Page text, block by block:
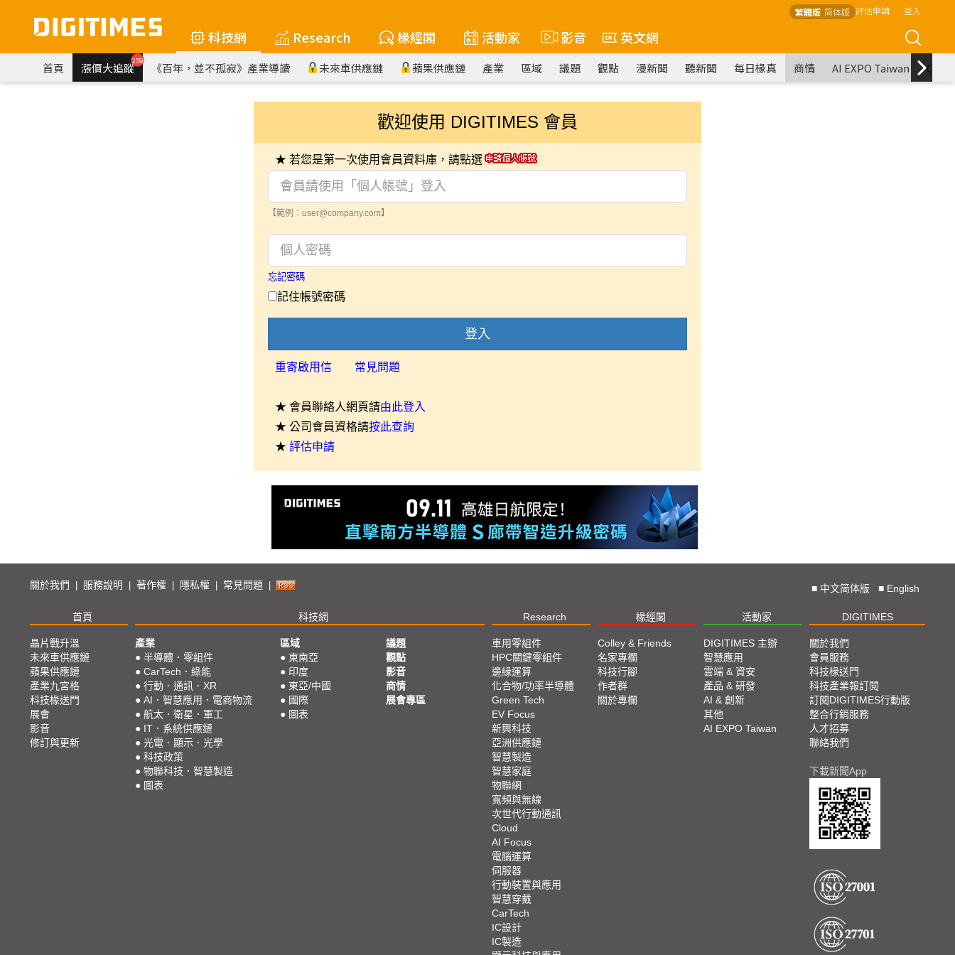
繁體版 简体版 評估申請 登入
科技網 Research 椽經閣 活動家 影音 英文網
首頁 漲價大追蹤259 《百年，並不孤寂》產業導讀 未來車供應鏈 蘋果供應鏈 產業 區域 議題 觀點 漫新聞 聽新聞 每日椽真 商情 AI EXPO Taiwan
歡迎使用 DIGITIMES 會員
★ 若您是第一次使用會員資料庫，請點選
【範例：user@company.com】
忘記密碼
記住帳號密碼
登入
重寄啟用信 常見問題
★ 會員聯絡人網頁請由此登入
★ 公司會員資格請按此查詢
★ 評估申請
關於我們 服務說明 著作權 隱私權 常見問題 ■ 中文简体版 ■ English
首頁 科技網 Research 椽經閣 活動家 DIGITIMES
晶片戰升溫
未來車供應鏈
蘋果供應鏈
產業九宮格
科技椽送門
展會
影音
修訂與更新
產業
● 半導體．零組件
● CarTech．綠能
● 行動．通訊．XR
● AI．智慧應用．電商物流
● 航太．衛星．軍工
● IT．系統供應鏈
● 光電．顯示．光學
● 科技政策
● 物聯科技．智慧製造
● 圖表
區域
● 東南亞
● 印度
● 東亞/中國
● 國際
● 圖表
議題
觀點
影音
商情
展會專區
車用零組件
HPC關鍵零組件
邊緣運算
化合物/功率半導體
Green Tech
EV Focus
新興科技
亞洲供應鏈
智慧製造
智慧家庭
物聯網
寬頻與無線
次世代行動通訊
Cloud
AI Focus
電腦運算
伺服器
行動裝置與應用
智慧穿戴
CarTech
IC設計
IC製造
Colley & Friends
名家專欄
科技行腳
作者群
關於專欄
DIGITIMES 主辦
智慧應用
雲端 & 資安
產品 & 研發
AI & 創新
其他
AI EXPO Taiwan
關於我們
會員服務
科技椽送門
科技產業報訂閱
訂閱DIGITIMES行動版
整合行銷服務
人才招募
聯絡我們
下載新聞App